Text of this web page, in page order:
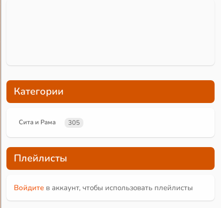
Категории
Сита и Рама 305
Плейлисты
Войдите в аккаунт, чтобы использовать плейлисты